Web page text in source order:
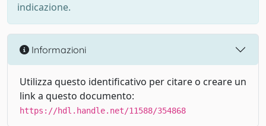
indicazione.
Informazioni
Utilizza questo identificativo per citare o creare un
link a questo documento:
https://hdl.handle.net/11588/354868